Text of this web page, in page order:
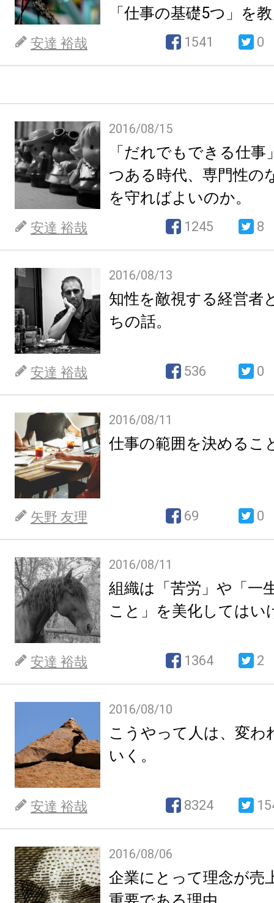
「仕事の基礎5つ」を
安達 裕哉 1541 0
2016/08/15
「だれでもできる仕
つある時代、専門性の
を守ればよいのか。
安達 裕哉 1245 8
2016/08/13
知性を敵視する経営者
ちの話。
安達 裕哉 536 0
2016/08/11
仕事の範囲を決めるこ
矢野 友理 69 0
2016/08/11
組織は「苦労」や「一
こと」を美化してはい
安達 裕哉 1364 2
2016/08/10
こうやって人は、変わ
いく。
安達 裕哉 8324
2016/08/06
企業にとって理念が売